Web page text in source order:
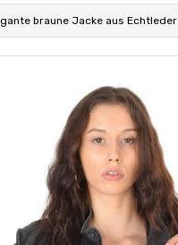
braune Jacke aus Echtleder